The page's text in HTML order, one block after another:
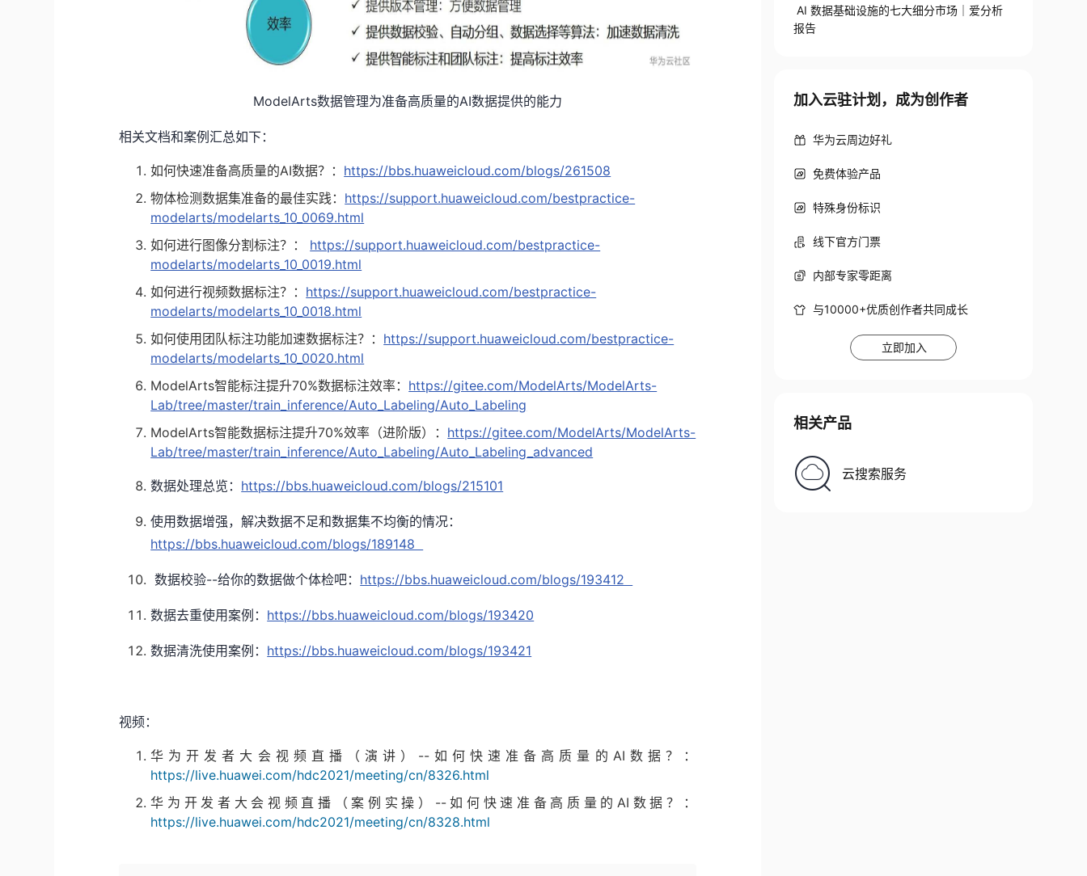
ModelArts数据管理为准备高质量的AI数据提供的能力
相关文档和案例汇总如下：
如何快速准备高质量的AI数据？： https://bbs.huaweicloud.com/blogs/261508
物体检测数据集准备的最佳实践： https://support.huaweicloud.com/bestpractice-
modelarts/modelarts_10_0069.html
如何进行图像分割标注？： https://support.huaweicloud.com/bestpractice-
modelarts/modelarts_10_0019.html
如何进行视频数据标注？： https://support.huaweicloud.com/bestpractice-
modelarts/modelarts_10_0018.html
如何使用团队标注功能加速数据标注？： https://support.huaweicloud.com/bestpractice-
modelarts/modelarts_10_0020.html
ModelArts智能标注提升70%数据标注效率： https://gitee.com/ModelArts/ModelArts-
Lab/tree/master/train_inference/Auto_Labeling/Auto_Labeling
ModelArts智能数据标注提升70%效率（进阶版）： https://gitee.com/ModelArts/ModelArts-
Lab/tree/master/train_inference/Auto_Labeling/Auto_Labeling_advanced
数据处理总览： https://bbs.huaweicloud.com/blogs/215101
使用数据增强，解决数据不足和数据集不均衡的情况：
https://bbs.huaweicloud.com/blogs/189148
数据校验--给你的数据做个体检吧： https://bbs.huaweicloud.com/blogs/193412
数据去重使用案例： https://bbs.huaweicloud.com/blogs/193420
数据清洗使用案例： https://bbs.huaweicloud.com/blogs/193421
视频：
华为开发者大会视频直播（演讲）--如何快速准备高质量的AI数据？：
https://live.huawei.com/hdc2021/meeting/cn/8326.html
华为开发者大会视频直播（案例实操）--如何快速准备高质量的AI数据？：
https://live.huawei.com/hdc2021/meeting/cn/8328.html
AI 数据基础设施的七大细分市场｜爱分析
报告
加入云驻计划，成为创作者
华为云周边好礼
免费体验产品
特殊身份标识
线下官方门票
内部专家零距离
与10000+优质创作者共同成长
立即加入
相关产品
云搜索服务